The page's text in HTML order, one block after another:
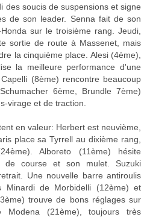
des soucis de suspensions et signe
de son leader. Senna fait de son
sur le troisième rang. Jeudi,
sortie de route à Massenet, mais
la cinquième place. Alesi (4ème),
la meilleure performance d'une
(8ème) rencontre beaucoup
6ème, Brundle 7ème)
virage et de traction.
en valeur: Herbert est neuvième,
place sa Tyrrell au dixième rang,
Alboreto (11ème) hésite
de course et son mulet. Suzuki
Une nouvelle barre antiroulis
Minardi de Morbidelli (12ème) et
trouve de bons réglages sur
Modena (21ème), toujours très